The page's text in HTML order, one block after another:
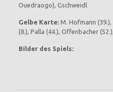
Ouedraogo), Gschweidl
Gelbe Karte: M. Hofmann
(8.), Palla (44.), Offenbacher
Bilder des Spiels: